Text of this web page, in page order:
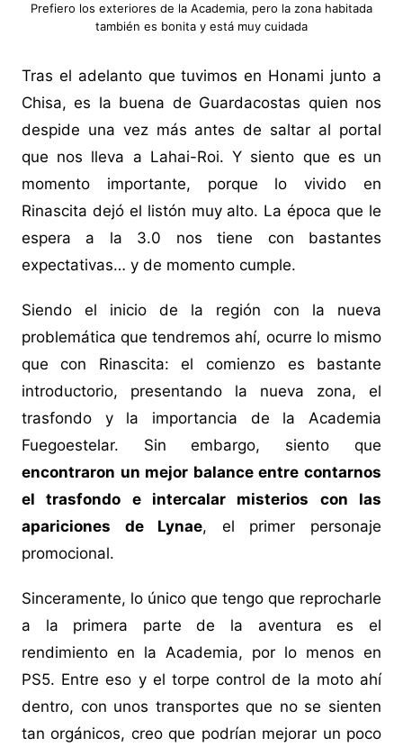
Prefiero los exteriores de la Academia, pero la zona habitada
también es bonita y está muy cuidada
Tras el adelanto que tuvimos en Honami junto a
Chisa, es la buena de Guardacostas quien nos
despide una vez más antes de saltar al portal
que nos lleva a Lahai-Roi. Y siento que es un
momento importante, porque lo vivido en
Rinascita dejó el listón muy alto. La época que le
espera a la 3.0 nos tiene con bastantes
expectativas… y de momento cumple.
Siendo el inicio de la región con la nueva
problemática que tendremos ahí, ocurre lo mismo
que con Rinascita: el comienzo es bastante
introductorio, presentando la nueva zona, el
trasfondo y la importancia de la Academia
Fuegoestelar. Sin embargo, siento que
encontraron un mejor balance entre contarnos
el trasfondo e intercalar misterios con las
apariciones de Lynae, el primer personaje
promocional.
Sinceramente, lo único que tengo que reprocharle
a la primera parte de la aventura es el
rendimiento en la Academia, por lo menos en
PS5. Entre eso y el torpe control de la moto ahí
dentro, con unos transportes que no se sienten
tan orgánicos, creo que podrían mejorar un poco